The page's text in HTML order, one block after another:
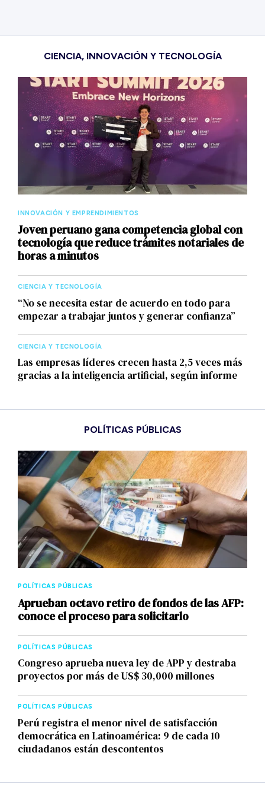
CIENCIA, INNOVACIÓN Y TECNOLOGÍA
INNOVACIÓN Y EMPRENDIMIENTOS
Joven peruano gana competencia global con
tecnología que reduce trámites notariales de
horas a minutos
CIENCIA Y TECNOLOGÍA
“No se necesita estar de acuerdo en todo para
empezar a trabajar juntos y generar confianza”
CIENCIA Y TECNOLOGÍA
Las empresas líderes crecen hasta 2,5 veces más
gracias a la inteligencia artificial, según informe
POLÍTICAS PÚBLICAS
POLÍTICAS PÚBLICAS
Aprueban octavo retiro de fondos de las AFP:
conoce el proceso para solicitarlo
POLÍTICAS PÚBLICAS
Congreso aprueba nueva ley de APP y destraba
proyectos por más de US$ 30,000 millones
POLÍTICAS PÚBLICAS
Perú registra el menor nivel de satisfacción
democrática en Latinoamérica: 9 de cada 10
ciudadanos están descontentos